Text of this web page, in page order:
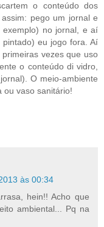
o conteúdo dos
pego um jornal e
exemplo) no jornal, e aí
eu jogo fora. Aí
vezes que uso
o conteúdo di vidro,
O meio-ambiente
ou vaso sanitário!
às 00:34
hein!! Acho que
ambiental... Pq na